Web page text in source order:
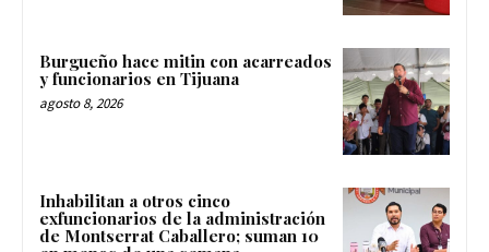
Burgueño hace mitin con acarreados
y funcionarios en Tijuana
agosto 8, 2026
Inhabilitan a otros cinco
exfuncionarios de la administración
de Montserrat Caballero; suman 10